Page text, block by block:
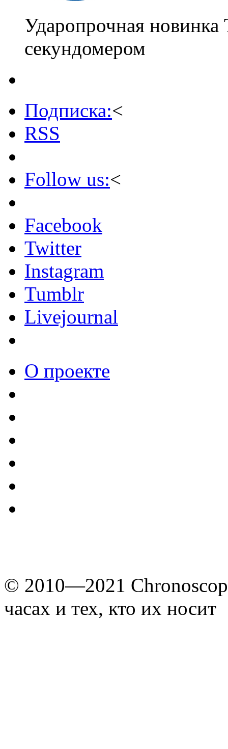
Ударопрочная
секундомером
Подписка:<
RSS
Follow us:<
Facebook
Twitter
Instagram
Tumblr
Livejournal
О проекте
© 2010—2021
часах и тех, кто их носит